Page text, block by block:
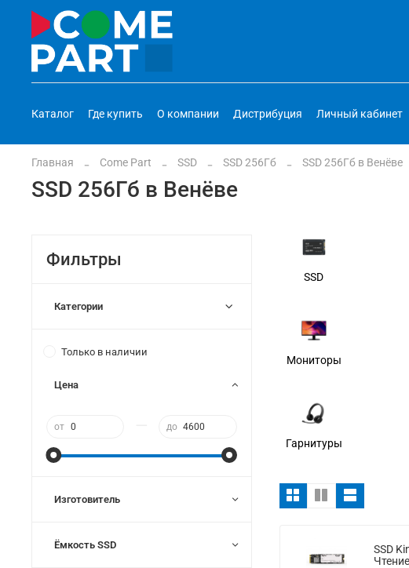
Каталог Где купить О компании Дистрибуция Личный кабинет
Главная Come Part SSD SSD 256Гб SSD 256Гб в Венёве
SSD 256Гб в Венёве
SSD
Мониторы
Гарнитуры
SSD
Фильтры
Категории
Только в наличии
Цена
от до
Изготовитель
Ёмкость SSD